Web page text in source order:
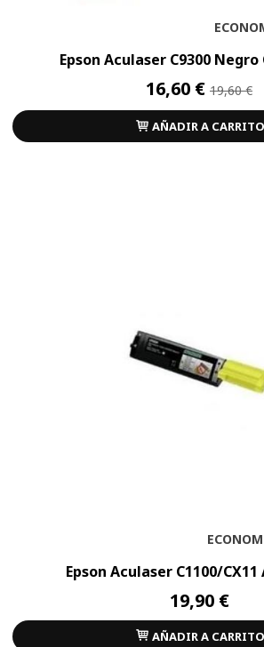
Epson Aculaser C9300
16,60 € 19,60 €
AÑADIR A CARRITO
Epson Aculaser C1100/
19,90 €
AÑADIR A CARRITO